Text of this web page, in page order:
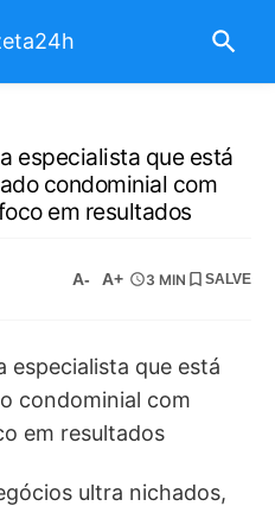
especialista que está
condominial com
em resultados
A- A+ 3 MIN SALVE
ultra nichados,